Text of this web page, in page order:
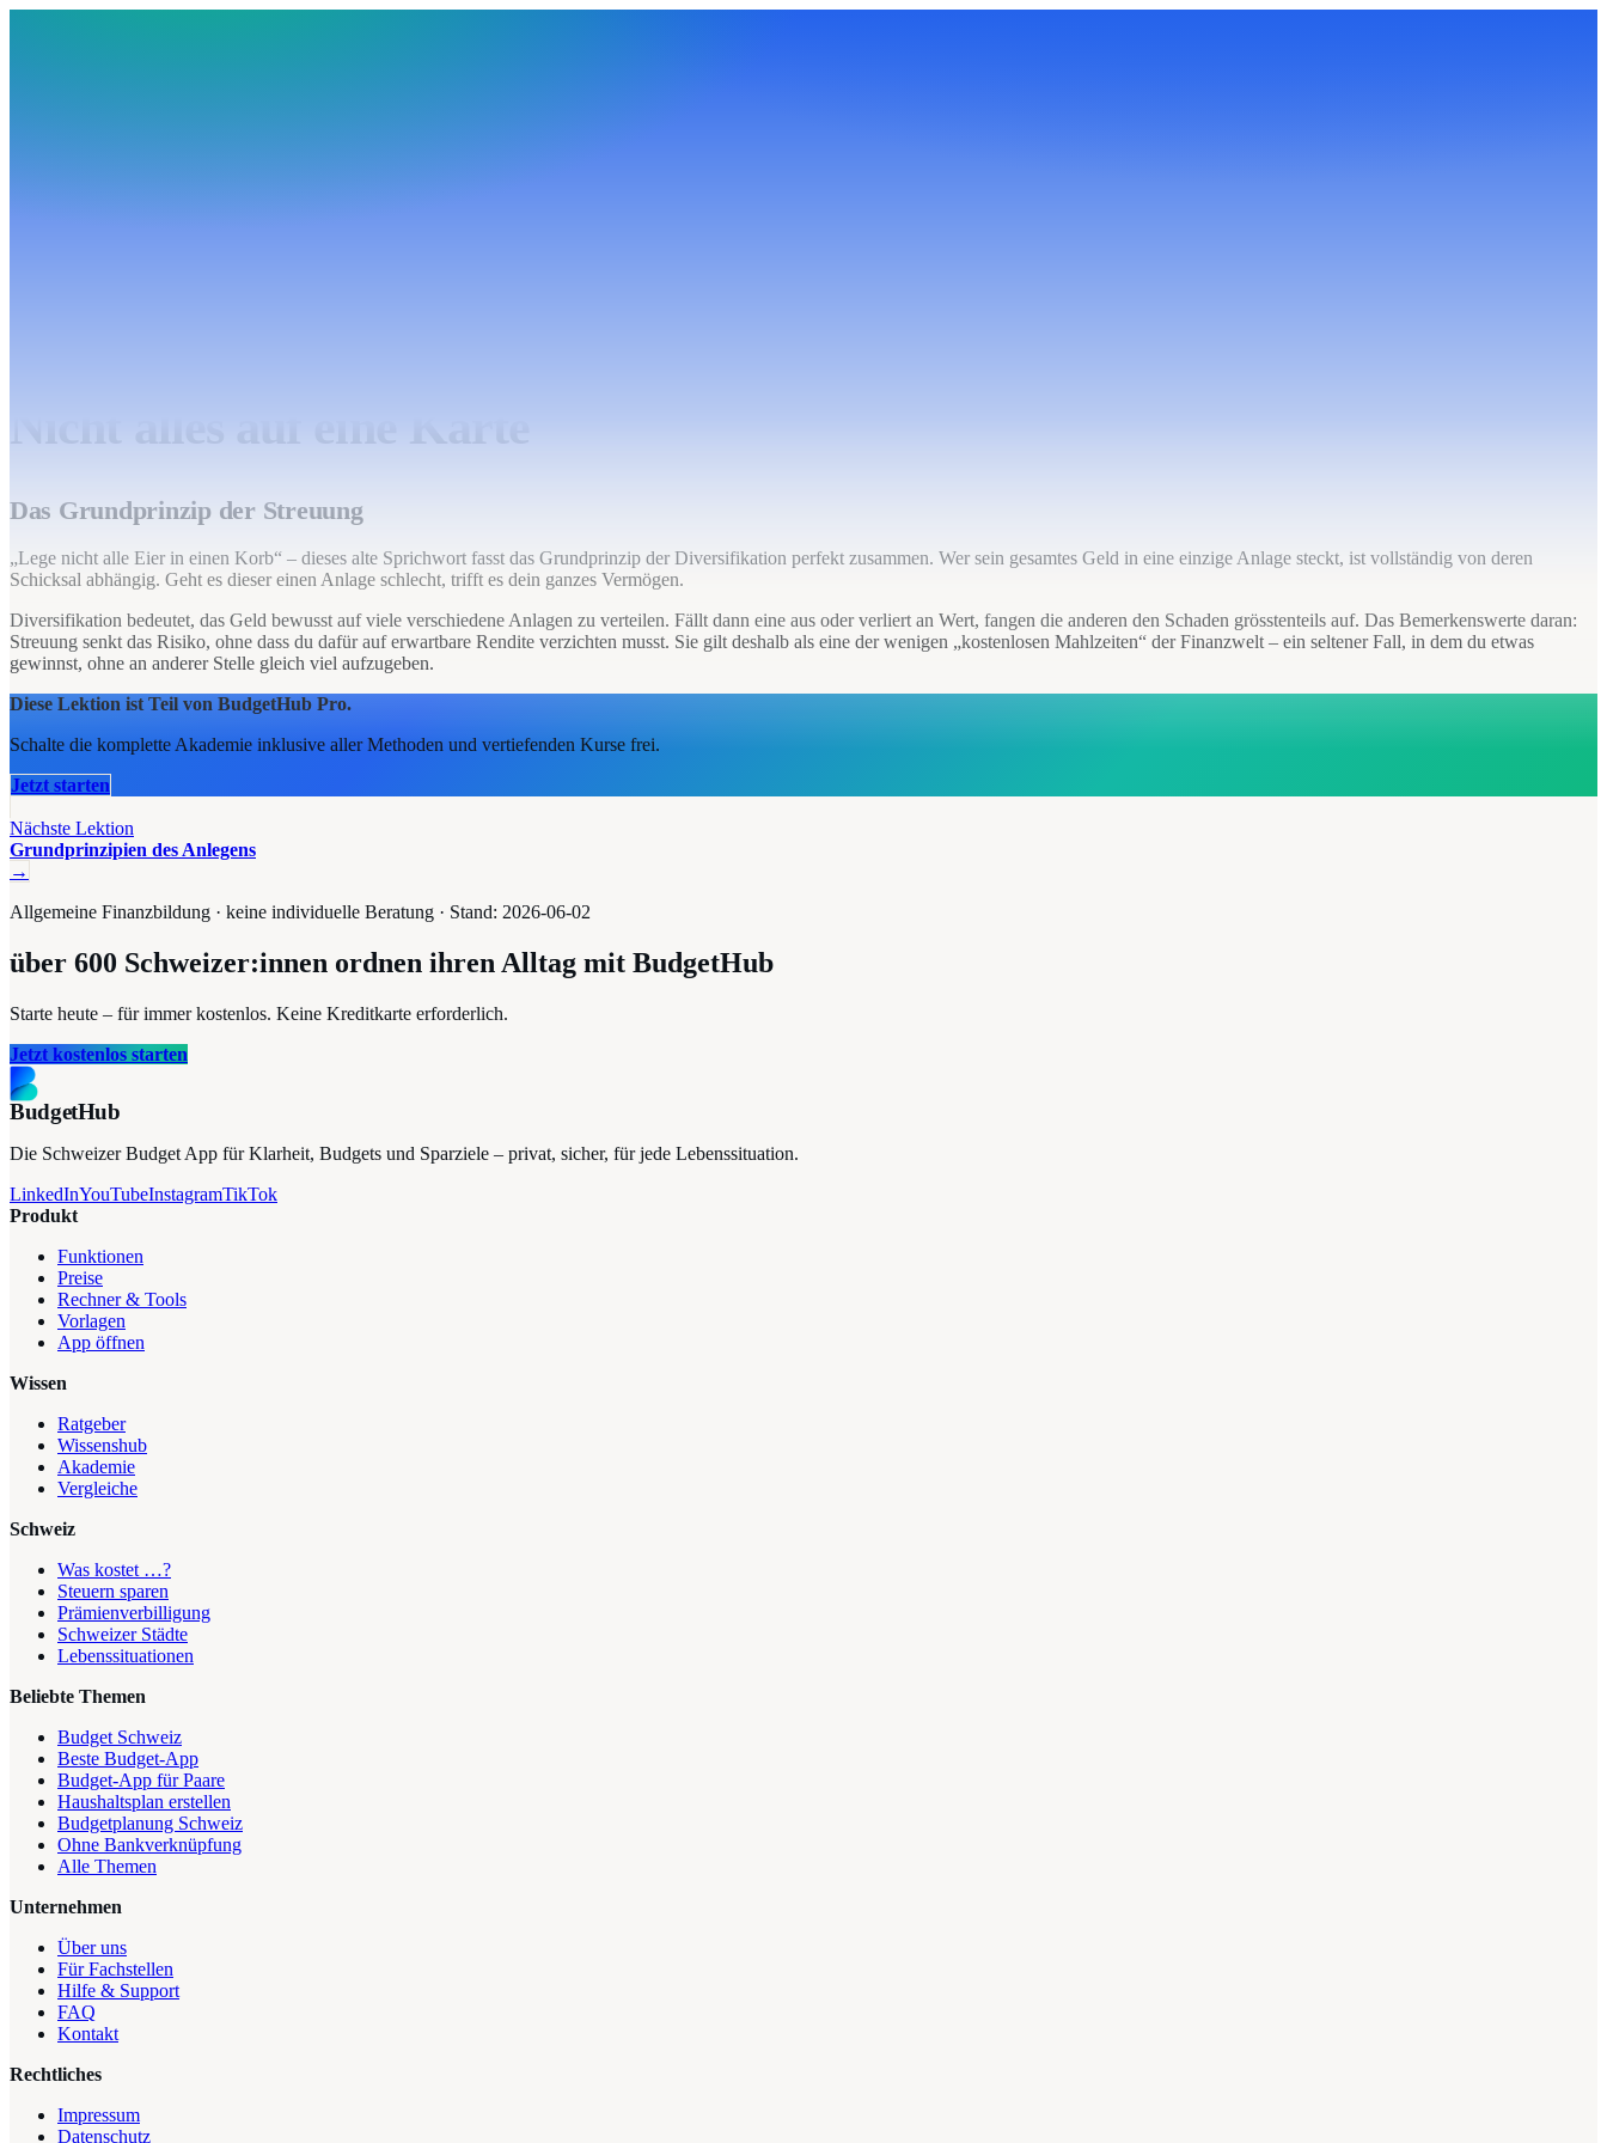
Das Grundprinzip der Streuung
„Lege nicht alle Eier in einen Korb“ – dieses alte Sprichwort fasst das Grundprinzip der Diversifikation perfekt zusammen. Wer sein gesamtes Geld in eine einzige Anlage steckt, ist vollständig von deren
Schicksal abhängig. Geht es dieser einen Anlage schlecht, trifft es dein ganzes Vermögen.
Diversifikation bedeutet, das Geld bewusst auf viele verschiedene Anlagen zu verteilen. Fällt dann eine aus oder verliert an Wert, fangen die anderen den Schaden grösstenteils auf. Das Bemerkenswerte daran:
Streuung senkt das Risiko, ohne dass du dafür auf erwartbare Rendite verzichten musst. Sie gilt deshalb als eine der wenigen „kostenlosen Mahlzeiten“ der Finanzwelt – ein seltener Fall, in dem du etwas
gewinnst, ohne an anderer Stelle gleich viel aufzugeben.
Diese Lektion ist Teil von BudgetHub Pro.
Schalte die komplette Akademie inklusive aller Methoden und vertiefenden Kurse frei.
Jetzt starten
Nächste Lektion
Grundprinzipien des Anlegens
→
Allgemeine Finanzbildung · keine individuelle Beratung · Stand: 2026-06-02
über 600 Schweizer:innen ordnen ihren Alltag mit BudgetHub
Starte heute – für immer kostenlos. Keine Kreditkarte erforderlich.
Jetzt kostenlos starten
BudgetHub
Die Schweizer Budget App für Klarheit, Budgets und Sparziele – privat, sicher, für jede Lebenssituation.
LinkedInYouTubeInstagramTikTok
Produkt
Funktionen
Preise
Rechner & Tools
Vorlagen
App öffnen
Wissen
Ratgeber
Wissenshub
Akademie
Vergleiche
Schweiz
Was kostet …?
Steuern sparen
Prämienverbilligung
Schweizer Städte
Lebenssituationen
Beliebte Themen
Budget Schweiz
Beste Budget-App
Budget-App für Paare
Haushaltsplan erstellen
Budgetplanung Schweiz
Ohne Bankverknüpfung
Alle Themen
Unternehmen
Über uns
Für Fachstellen
Hilfe & Support
FAQ
Kontakt
Rechtliches
Impressum
Datenschutz